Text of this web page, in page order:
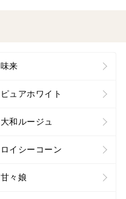
味来
ピュアホワイト
大和ルージュ
ロイシーコーン
甘々娘